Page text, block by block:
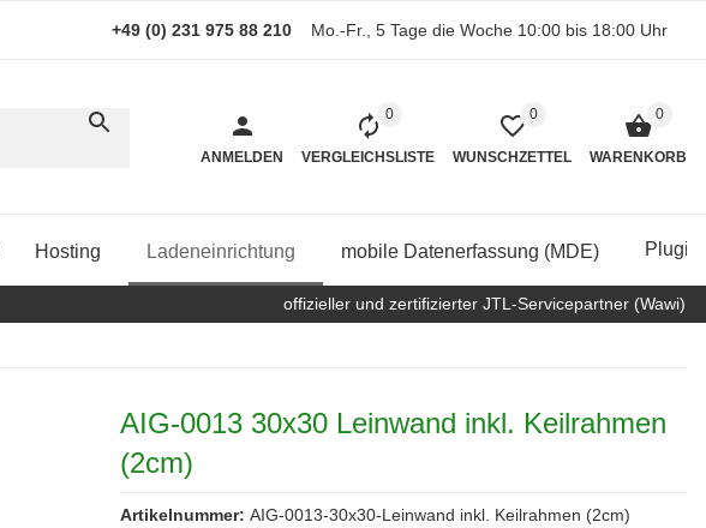
+49 (0) 231 975 88 210 Mo.-Fr., 5 Tage die Woche 10:00 bis 18:00 Uhr
ANMELDEN
0
VERGLEICHSLISTE
0
WUNSCHZETTEL
0
WARENKORB
Hosting Ladeneinrichtung mobile Datenerfassung (MDE)
offizieller und zertifizierter JTL-Servicepartner (Wawi)
AIG-0013 30x30 Leinwand inkl. Keilrahmen
(2cm)
Artikelnummer: AIG-0013-30x30-Leinwand inkl. Keilrahmen (2cm)